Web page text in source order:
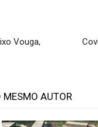
Vouga,
MESMO AUTOR